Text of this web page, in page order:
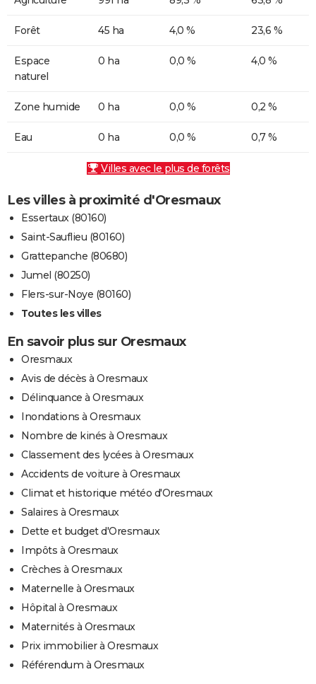
Forêt 45 ha 4,0 % 23,6 %
Espace
naturel
0 ha 0,0 % 4,0 %
Zone humide 0 ha 0,0 % 0,2 %
Eau 0 ha 0,0 % 0,7 %
Villes avec le plus de forêts
Les villes à proximité d'Oresmaux
Essertaux (80160)
Saint-Sauflieu (80160)
Grattepanche (80680)
Jumel (80250)
Flers-sur-Noye (80160)
Toutes les villes
En savoir plus sur Oresmaux
Oresmaux
Avis de décès à Oresmaux
Délinquance à Oresmaux
Inondations à Oresmaux
Nombre de kinés à Oresmaux
Classement des lycées à Oresmaux
Accidents de voiture à Oresmaux
Climat et historique météo d'Oresmaux
Salaires à Oresmaux
Dette et budget d'Oresmaux
Impôts à Oresmaux
Crèches à Oresmaux
Maternelle à Oresmaux
Hôpital à Oresmaux
Maternités à Oresmaux
Prix immobilier à Oresmaux
Référendum à Oresmaux